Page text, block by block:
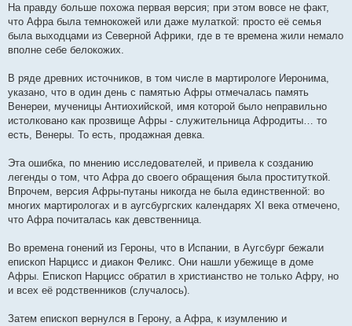
На правду больше похожа первая версия; при этом вовсе не факт,
что Афра была темнокожей или даже мулаткой: просто её семья
была выходцами из Северной Африки, где в те времена жили немало
вполне себе белокожих.
В ряде древних источников, в том числе в мартирологе Иеронима,
указано, что в один день с памятью Афры отмечалась память
Венереи, мученицы Антиохийской, имя которой было неправильно
истолковано как прозвище Афры - служительница Афродиты… то
есть, Венеры. То есть, продажная девка.
Эта ошибка, по мнению исследователей, и привела к созданию
легенды о том, что Афра до своего обращения была проституткой.
Впрочем, версия Афры-путаны никогда не была единственной: во
многих мартирологах и в аугсбургских календарях XI века отмечено,
что Афра почиталась как девственница.
Во времена гонений из Героны, что в Испании, в Аугсбург бежали
епископ Нарцисс и диакон Феликс. Они нашли убежище в доме
Афры. Епископ Нарцисс обратил в христианство не только Афру, но
и всех её родственников (случалось).
Затем епископ вернулся в Герону, а Афра, к изумлению и